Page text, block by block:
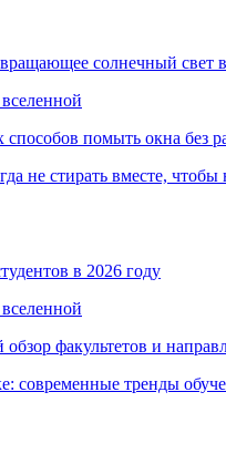
солнечный свет
помыть окна без
не стирать вместе, чтобы
в 2026 году
факультетов и
современные тренды